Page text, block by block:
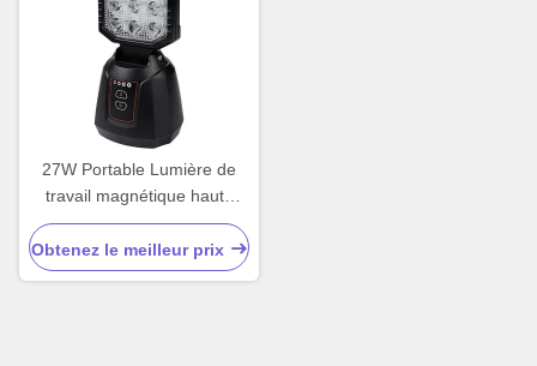
27W Portable Lumière de
travail magnétique haute
luminosité Lumière
magnétique rechargeable
Obtenez le meilleur prix